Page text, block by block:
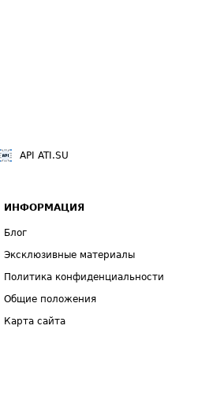
API ATI.SU
ИНФОРМАЦИЯ
Блог
Эксклюзивные материалы
Политика конфиденциальности
Общие положения
Карта сайта